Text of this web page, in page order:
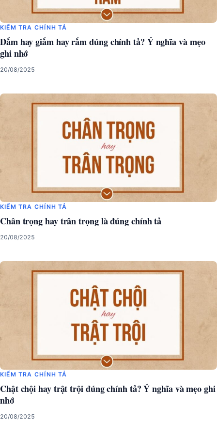
KIỂM TRA CHÍNH TẢ
Dấm hay giấm hay rấm đúng chính tả? Ý nghĩa và mẹo
ghi nhớ
20/08/2025
KIỂM TRA CHÍNH TẢ
Chân trọng hay trân trọng là đúng chính tả
20/08/2025
KIỂM TRA CHÍNH TẢ
Chật chội hay trật trội đúng chính tả? Ý nghĩa và mẹo ghi
nhớ
20/08/2025